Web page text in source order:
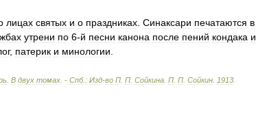
лицах святых и о праздниках Синаксари печатаются в
утрени по 6-й песни канона после пений кондака и
, патерик и минологии
В двух томах . - Спб. : Изд-во П П Сойкина П П Сойкин 1913